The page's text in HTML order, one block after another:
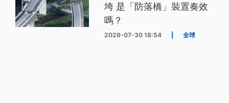
垮 是「防落橋」裝置奏效
嗎？
2026-07-30 18:54 全球